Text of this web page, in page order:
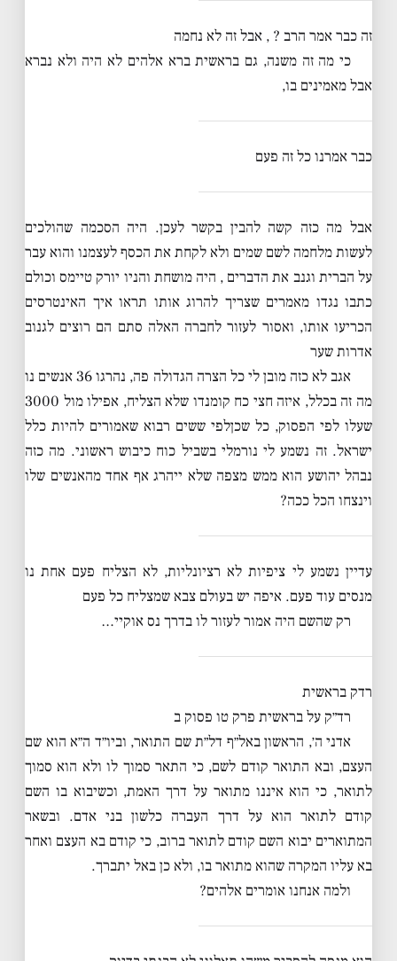
זה כבר אמר הרב ? , אבל זה לא נחמה
כי מה זה משנה, גם בראשית ברא אלהים לא היה ולא נברא
אבל מאמינים בו,
כבר אמרנו כל זה פעם
אבל מה כזה קשה להבין בקשר לעכן. היה הסכמה שהולכים
לעשות מלחמה לשם שמים ולא לקחת את הכסף לעצמנו והוא עבר
על הברית וגנב את הדברים , היה מושחת והניו יורק טיימס וכולם
כתבו נגדו מאמרים שצריך להרוג אותו תראו איך האינטרסים
הכריעו אותו, ואסור לעזור לחברה האלה סתם הם רוצים לגנוב
אדרות שער
אגב לא כזה מובן לי כל הצרה הגדולה פה, נהרגו 36 אנשים נו
מה זה בכלל, איזה חצי כח קומנדו שלא הצליח, אפילו מול 3000
שעלו לפי הפסוק, כל שכןלפי ששים רבוא שאמורים להיות כלל
ישראל. זה נשמע לי נורמלי בשביל כוח כיבוש ראשוני. מה כזה
נבהל יהושע הוא ממש מצפה שלא ייהרג אף אחד מהאנשים שלו
וינצחו הכל ככה?
עדיין נשמע לי ציפיות לא רציונליות, לא הצליח פעם אחת נו
מנסים עוד פעם. איפה יש בעולם צבא שמצליח כל פעם
רק שהשם היה אמור לעזור לו בדרך נס אוקיי…
רדק בראשית
רד״ק על בראשית פרק טו פסוק ב
אדני ה׳, הראשון באל״ף דל״ת שם התואר, וביו״ד ה״א הוא שם
העצם, ובא התואר קודם לשם, כי התאר סמוך לו ולא הוא סמוך
לתואר, כי הוא איננו מתואר על דרך האמת, וכשיבוא בו השם
קודם לתואר הוא על דרך העברה כלשון בני אדם. ובשאר
המתוארים יבוא השם קודם לתואר ברוב, כי קודם בא העצם ואחר
בא עליו המקרה שהוא מתואר בו, ולא כן באל יתברך.
ולמה אנחנו אומרים אלהים?